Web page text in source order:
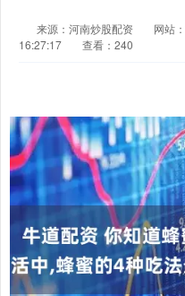
来源：河南炒股配资 网站
16:27:17
查看：240